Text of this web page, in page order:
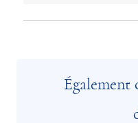
Également